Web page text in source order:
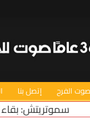
الفرح إتصل بنا
الإسرائيلي”